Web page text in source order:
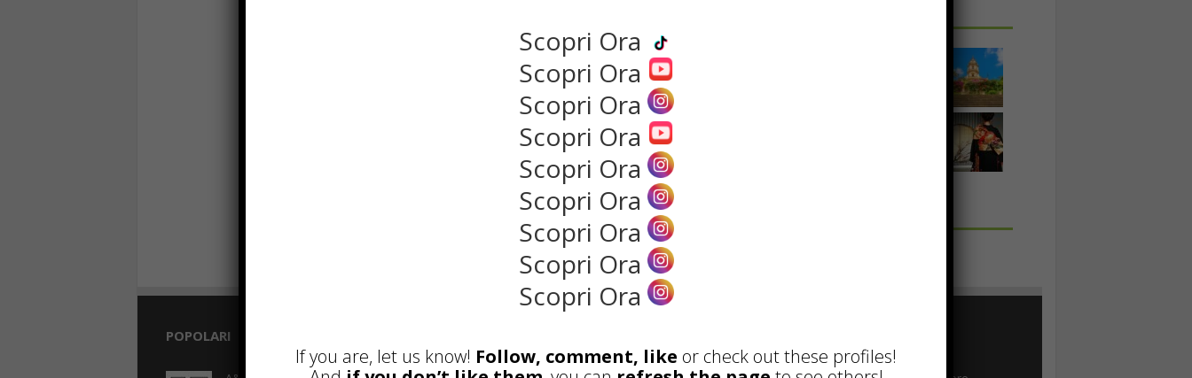
POPOLARI
Scopri Ora
Scopri Ora
Scopri Ora
Scopri Ora
Scopri Ora
Scopri Ora
Scopri Ora
Scopri Ora
Scopri Ora
If you are, let us know! Follow, comment, like or check out these profiles!